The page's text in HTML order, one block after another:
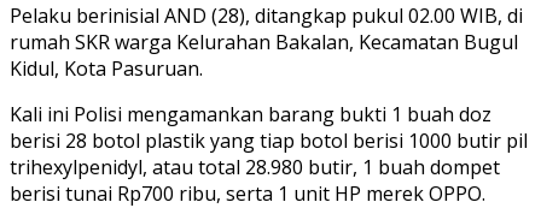
Pelaku berinisial AND (28), ditangkap pukul 02.00 WIB, di
rumah SKR warga Kelurahan Bakalan, Kecamatan Bugul
Kidul, Kota Pasuruan.
Kali ini Polisi mengamankan barang bukti 1 buah doz
berisi 28 botol plastik yang tiap botol berisi 1000 butir pil
trihexylpenidyl, atau total 28.980 butir, 1 buah dompet
berisi tunai Rp700 ribu, serta 1 unit HP merek OPPO.